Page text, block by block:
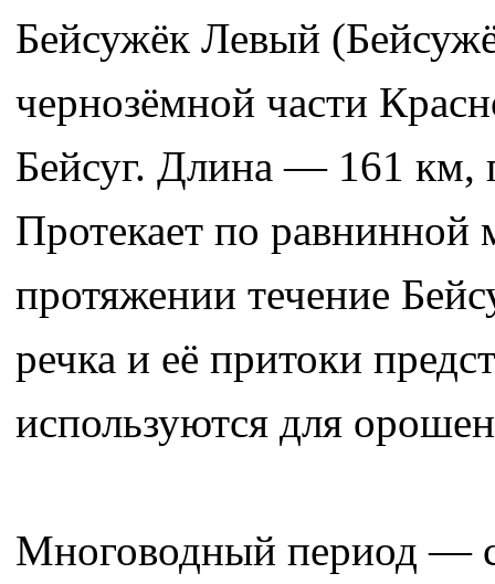
Бейсужёк Левый
чернозёмной части
Бейсуг. Длина — 161 км,
Протекает по равнинной
протяжении течение
речка и её притоки
используются для
Многоводный период — с